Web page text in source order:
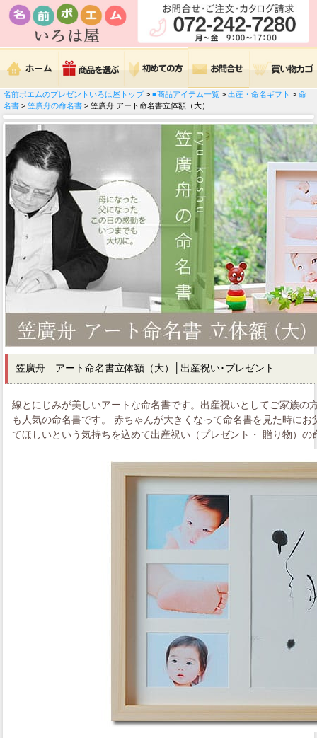
名前ポエムのプレゼントいろは屋トップ> ■商品アイテム一覧 > 出産・命名ギフト > 命
名書 > 笠廣舟の命名書 > 笠廣舟 アート命名書立体額（大）
笠廣舟 アート命名書立体額（大）│出産祝い･プレゼント
線とにじみが美しいアートな命名書です。出産祝いとしてご家族の
も人気の命名書です。 赤ちゃんが大きくなって命名書を見た時に
てほしいという気持ちを込めて出産祝い（プレゼント・ 贈り物）